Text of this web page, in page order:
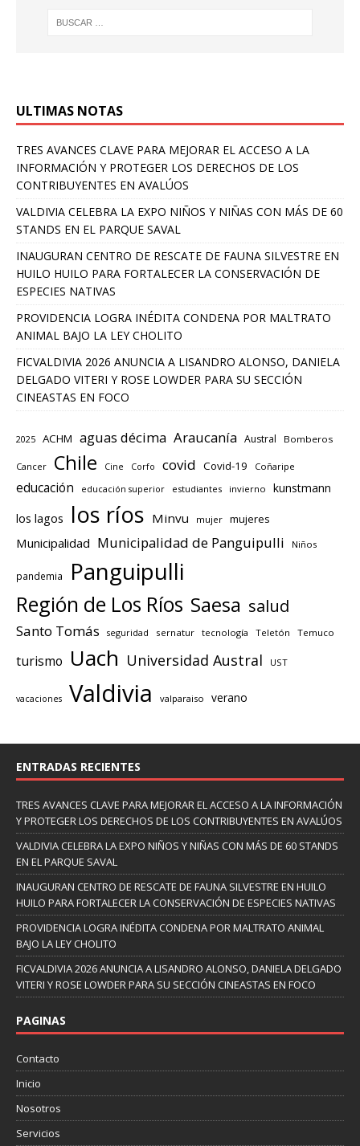
ULTIMAS NOTAS
TRES AVANCES CLAVE PARA MEJORAR EL ACCESO A LA
INFORMACIÓN Y PROTEGER LOS DERECHOS DE LOS
CONTRIBUYENTES EN AVALÚOS
VALDIVIA CELEBRA LA EXPO NIÑOS Y NIÑAS CON MÁS DE 60
STANDS EN EL PARQUE SAVAL
INAUGURAN CENTRO DE RESCATE DE FAUNA SILVESTRE EN
HUILO HUILO PARA FORTALECER LA CONSERVACIÓN DE
ESPECIES NATIVAS
PROVIDENCIA LOGRA INÉDITA CONDENA POR MALTRATO
ANIMAL BAJO LA LEY CHOLITO
FICVALDIVIA 2026 ANUNCIA A LISANDRO ALONSO, DANIELA
DELGADO VITERI Y ROSE LOWDER PARA SU SECCIÓN
CINEASTAS EN FOCO
2025 ACHM aguas décima Araucanía Austral Bomberos
Cancer Chile Cine Corfo covid Covid-19 Coñaripe
educación educación superior estudiantes invierno kunstmann
los lagos los ríos Minvu mujer mujeres
Municipalidad Municipalidad de Panguipulli Niños
pandemia Panguipulli
Región de Los Ríos Saesa salud
Santo Tomás seguridad sernatur tecnología Teletón Temuco
turismo Uach Universidad Austral UST
vacaciones Valdivia valparaiso verano
ENTRADAS RECIENTES
TRES AVANCES CLAVE PARA MEJORAR EL ACCESO A LA INFORMACIÓN
Y PROTEGER LOS DERECHOS DE LOS CONTRIBUYENTES EN AVALÚOS
VALDIVIA CELEBRA LA EXPO NIÑOS Y NIÑAS CON MÁS DE 60 STANDS
EN EL PARQUE SAVAL
INAUGURAN CENTRO DE RESCATE DE FAUNA SILVESTRE EN HUILO
HUILO PARA FORTALECER LA CONSERVACIÓN DE ESPECIES NATIVAS
PROVIDENCIA LOGRA INÉDITA CONDENA POR MALTRATO ANIMAL
BAJO LA LEY CHOLITO
FICVALDIVIA 2026 ANUNCIA A LISANDRO ALONSO, DANIELA DELGADO
VITERI Y ROSE LOWDER PARA SU SECCIÓN CINEASTAS EN FOCO
PAGINAS
Contacto
Inicio
Nosotros
Servicios